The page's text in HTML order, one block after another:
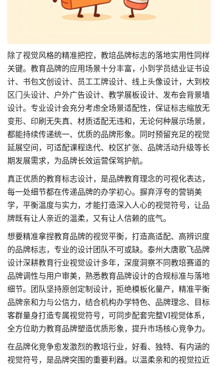
除了视觉风格的精准把控，教培品牌标志的落地实用性同样
关键。教育品牌的应用场景十分丰富，小到学员结业证书设
计、书包文创设计、员工工牌设计、线上头像设计，大到校
区门头设计、户外广告设计、教学展板设计、发布会背景墙
设计。专业设计会充分考虑全场景适配性，保证标志缩放无
变形、印刷无失真、材质适配无违和，无论何种展示场景，
都能持续传递统一、优质的品牌形象。同时预留充足的视觉
延展空间，可适配课程迭代、校区扩张、品牌活动升级等长
期发展需求，为品牌长效运营保驾护航。
真正优质的教育标志设计，是品牌教育理念的可视化表达，
每一处细节都在传递品牌的办学初心。摒弃浮夸的营销美
学，平衡温度与实力，才能打造深入人心的视觉符号，让品
牌既有让人亲近的温柔，又有让人信赖的底气。
想要精准拿捏教育品牌的视觉平衡，打造高适配、高辨识度
的品牌标志，专业的设计团队不可或缺。泰州大唐歌飞品牌
设计深耕教育行业视觉设计多年，深度洞察不同教培赛道的
品牌调性与用户审美，熟悉教育品牌设计的合规标准与落地
细节。团队坚持原创定制设计，拒绝模板化量产，精准平衡
品牌亲和力与公信力，结合机构办学特色、品牌理念、目标
客群量身打造专属视觉符号，可同步配套完整VI视觉体系，
全方位助力教育品牌塑造优质形象，提升市场核心竞争力。
在品牌化竞争愈发激烈的教培行业，好看、独特、有内涵的
视觉符号，是品牌突围的重要利器。以温柔亲和的视觉拉近